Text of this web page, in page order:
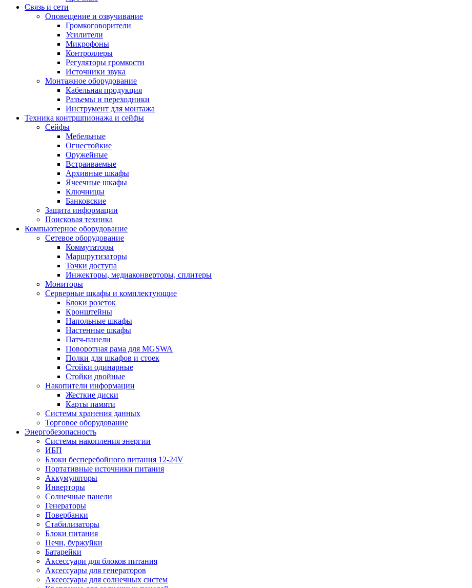
Связь и сети
Оповещение и озвучивание
Громкоговорители
Усилители
Микрофоны
Контроллеры
Регуляторы громкости
Источники звука
Монтажное оборудование
Кабельная продукция
Разъемы и переходники
Инструмент для монтажа
Техника контршпионажа и сейфы
Сейфы
Мебельные
Огнестойкие
Оружейные
Встраиваемые
Архивные шкафы
Ячеечные шкафы
Ключницы
Банковские
Защита информации
Поисковая техника
Компьютерное оборудование
Сетевое оборудование
Коммутаторы
Маршрутизаторы
Точки доступа
Инжекторы, медиаконверторы, сплитеры
Мониторы
Серверные шкафы и комплектующие
Блоки розеток
Кронштейны
Напольные шкафы
Настенные шкафы
Патч-панели
Поворотная рама для MGSWA
Полки для шкафов и стоек
Стойки одинарные
Стойки двойные
Накопители информации
Жесткие диски
Карты памяти
Системы хранения данных
Торговое оборудование
Энергобезопасность
Системы накопления энергии
ИБП
Блоки бесперебойного питания 12-24V
Портативные источники питания
Аккумуляторы
Инверторы
Солнечные панели
Генераторы
Повербанки
Стабилизаторы
Блоки питания
Печи, буржуйки
Батарейки
Аксессуари для блоков питания
Аксессуары для генераторов
Аксессуары для солнечных систем